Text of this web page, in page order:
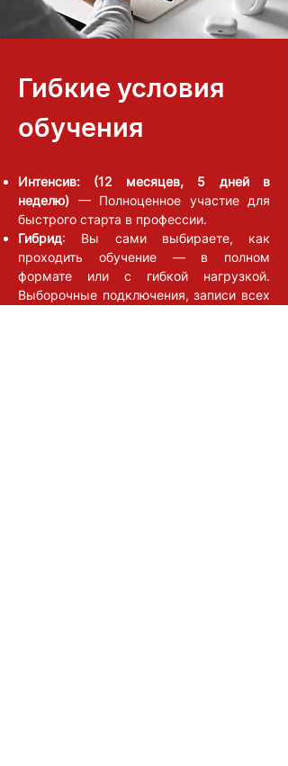
Гибкие условия
обучения
Интенсив: (12 месяцев, 5 дней в
неделю) — Полноценное участие для
быстрого старта в профессии.
Гибрид: Вы сами выбираете, как
проходить обучение — в полном
формате или с гибкой нагрузкой.
Выборочные подключения, записи всех